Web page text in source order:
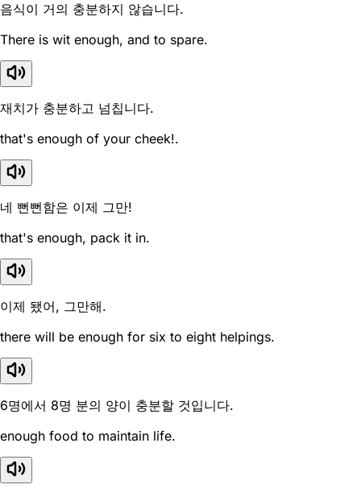
음식이 거의 충분하지 않습니다.
There is wit enough, and to spare.
재치가 충분하고 넘칩니다.
that's enough of your cheek!.
네 뻔뻔함은 이제 그만!
that's enough, pack it in.
이제 됐어, 그만해.
there will be enough for six to eight helpings.
6명에서 8명 분의 양이 충분할 것입니다.
enough food to maintain life.